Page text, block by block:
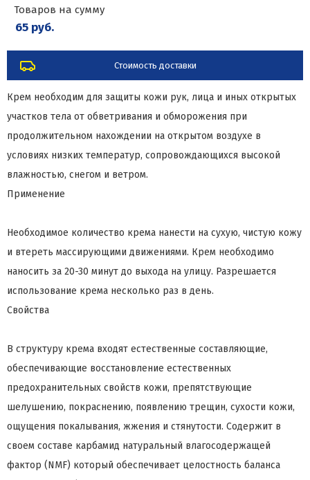
Товаров на сумму
65 руб.
Стоимость доставки
Крем необходим для защиты кожи рук, лица и иных открытых
участков тела от обветривания и обморожения при
продолжительном нахождении на открытом воздухе в
условиях низких температур, сопровождающихся высокой
влажностью, снегом и ветром.
Применение
Необходимое количество крема нанести на сухую, чистую кожу
и втереть массирующими движениями. Крем необходимо
наносить за 20-30 минут до выхода на улицу. Разрешается
использование крема несколько раз в день.
Свойства
В структуру крема входят естественные составляющие,
обеспечивающие восстановление естественных
предохранительных свойств кожи, препятствующие
шелушению, покраснению, появлению трещин, сухости кожи,
ощущения покалывания, жжения и стянутости. Содержит в
своем составе карбамид натуральный влагосодержащей
фактор (NMF) который обеспечивает целостность баланса